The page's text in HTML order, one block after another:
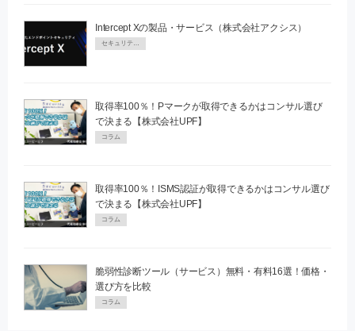
Intercept Xの製品・サービス（株式会社アクシス）
取得率100％！Pマークが取得できるかはコンサル選び
で決まる【株式会社UPF】
コラム
取得率100％！ISMS認証が取得できるかはコンサル選び
で決まる【株式会社UPF】
コラム
脆弱性診断ツール（サービス）無料・有料16選！価格・
選び方を比較
コラム